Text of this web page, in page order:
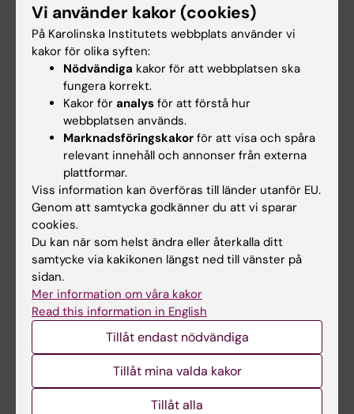
På gång
Nyheter
Kalender
Schema
Studentmejlen
Kurs- och programwebbar
Student på KI
Medarbetarportalen
Vi använder kakor (cookies)
På Karolinska Institutets webbplats använder vi
kakor för olika syften:
Nödvändiga kakor för att webbplatsen ska
fungera korrekt.
Kakor för analys för att förstå hur
webbplatsen används.
Marknadsföringskakor för att visa och spåra
relevant innehåll och annonser från externa
plattformar.
Viss information kan överföras till länder utanför EU.
Genom att samtycka godkänner du att vi sparar
cookies.
Du kan när som helst ändra eller återkalla ditt
samtycke via kakikonen längst ned till vänster på
sidan.
Mer information om våra kakor
Read this information in English
Tillåt endast nödvändiga
Tillåt mina valda kakor
Tillåt alla